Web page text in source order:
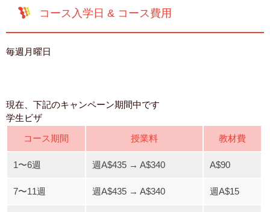
コース入学日 & コース費用
毎週月曜日
現在、下記のキャンペーン期間中です
学生ビザ
コース期間
授業料 教材費
1〜6週 週A$435 → A$340 A$90
7〜11週 週A$435 → A$340 週A$15